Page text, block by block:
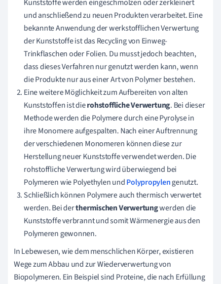
Kunststoffe werden eingeschmolzen oder zerkleinert
und anschließend zu neuen Produkten verarbeitet. Eine
bekannte Anwendung der werkstofflichen Verwertung
der Kunststoffe ist das Recycling von Einweg-
Trinkflaschen oder Folien. Du musst jedoch beachten,
dass dieses Verfahren nur genutzt werden kann, wenn
die Produkte nur aus einer Art von Polymer bestehen.
Eine weitere Möglichkeit zum Aufbereiten von alten
Kunststoffen ist dierohstoffliche Verwertung. Bei dieser
Methode werden die Polymere durch eine Pyrolyse in
ihre Monomere aufgespalten. Nach einer Auftrennung
der verschiedenen Monomeren können diese zur
Herstellung neuer Kunststoffe verwendet werden. Die
rohstoffliche Verwertung wird überwiegend bei
Polymeren wie Polyethylen undPolypropylengenutzt.
Schließlich können Polymere auch thermisch verwertet
werden. Bei derthermischen Verwertungwerden die
Kunststoffe verbrannt und somit Wärmenergie aus den
Polymeren gewonnen.
In Lebewesen, wie dem menschlichen Körper, existieren
Wege zum Abbau und zur Wiederverwertung von
Biopolymeren. Ein Beispiel sind Proteine, die nach Erfüllung